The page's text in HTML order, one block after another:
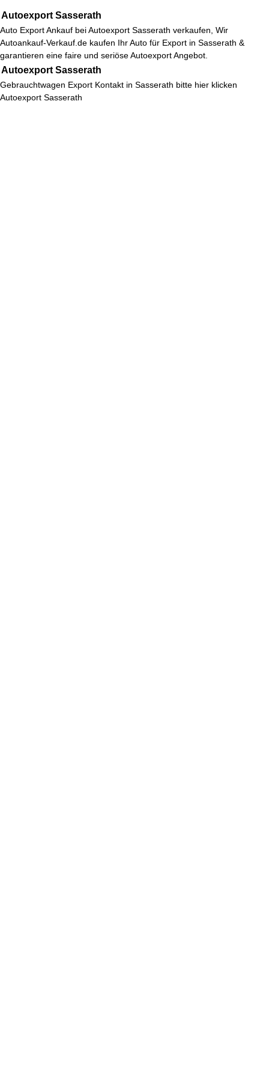
Autoexport Sasserath
Auto Export Ankauf beiAutoexport Sasserath verkaufen, Wir
Autoankauf-Verkauf.de kaufen Ihr Auto für Export in Sasserath &
garantieren eine faire und seriöse Autoexport Angebot.
Autoexport Sasserath
Gebrauchtwagen Export Kontakt in Sasserath bitte hier klicken
Autoexport Sasserath